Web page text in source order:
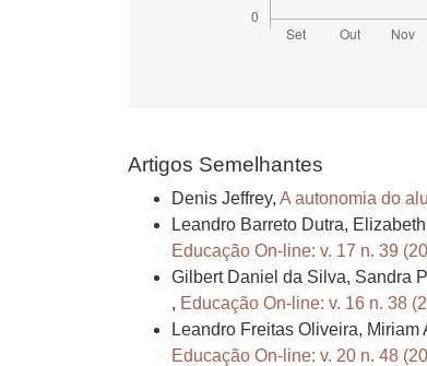
Artigos Semelhantes
Denis Jeffrey, A autonomia do
Leandro Barreto Dutra,
Educação On-line: v. 17 n. 39
Gilbert Daniel da Silva, Sandra
, Educação On-line: v. 16 n. 38
Leandro Freitas Oliveira, Miriam
Educação On-line: v. 20 n. 48